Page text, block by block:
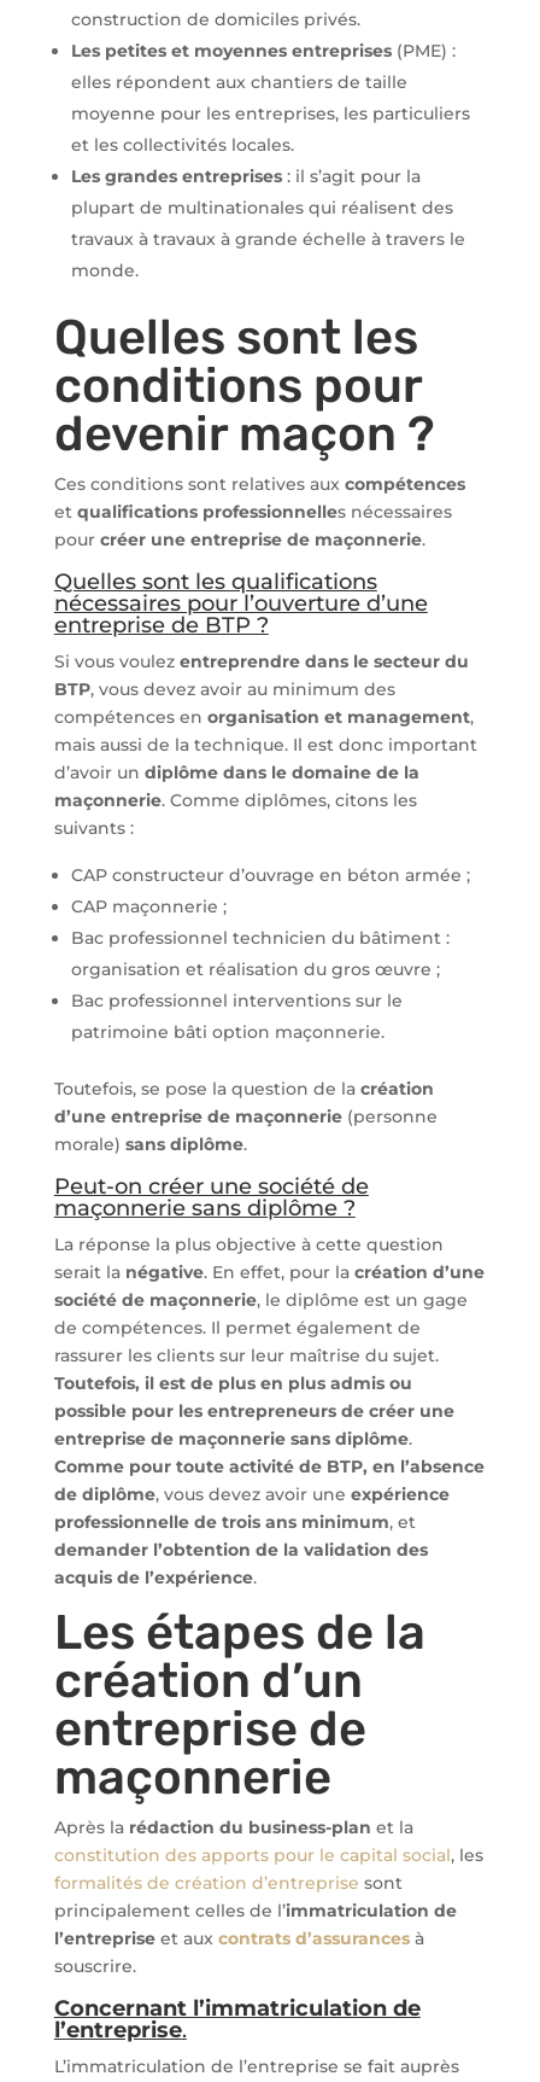
construction de domiciles privés.
Les petites et moyennes entreprises(PME) :
elles répondent aux chantiers de taille
moyenne pour les entreprises, les particuliers
et les collectivités locales.
Les grandes entreprises: il s’agit pour la
plupart de multinationales qui réalisent des
travaux à travaux à grande échelle à travers le
monde.
Quelles sont les
conditions pour
devenir maçon ?
Ces conditions sont relatives aux compétences
et qualifications professionnelles nécessaires
pour créer une entreprise de maçonnerie.
Quelles sont les qualifications
nécessaires pour l’ouverture d’une
entreprise de BTP ?
Si vous voulez entreprendre dans le secteur du
BTP, vous devez avoir au minimum des
compétences en organisation et management,
mais aussi de la technique. Il est donc important
d’avoir un diplôme dans le domaine de la
maçonnerie. Comme diplômes, citons les
suivants :
CAP constructeur d’ouvrage en béton armée ;
CAP maçonnerie ;
Bac professionnel technicien du bâtiment :
organisation et réalisation du gros œuvre ;
Bac professionnel interventions sur le
patrimoine bâti option maçonnerie.
Toutefois, se pose la question de la création
d’une entreprise de maçonnerie(personne
morale) sans diplôme.
Peut-on créer une société de
maçonnerie sans diplôme ?
La réponse la plus objective à cette question
serait la négative. En effet, pour la création d’une
société de maçonnerie, le diplôme est un gage
de compétences. Il permet également de
rassurer les clients sur leur maîtrise du sujet.
Toutefois, il est de plus en plus admis ou
possible pour les entrepreneurs de créer une
entreprise de maçonnerie sans diplôme.
Comme pour toute activité de BTP, en l’absence
de diplôme, vous devez avoir une expérience
professionnelle de trois ans minimum, et
demander l’obtention de la validation des
acquis de l’expérience.
Les étapes de la
création d’un
entreprise de
maçonnerie
Après la rédaction du business-plan et la
constitution des apports pour le capital social, les
formalités de création d’entreprise sont
principalement celles de l’immatriculation de
l’entrepriseet aux contrats d’assurancesà
souscrire.
Concernant l’immatriculation de
l’entreprise.
L’immatriculation de l’entreprise se fait auprès